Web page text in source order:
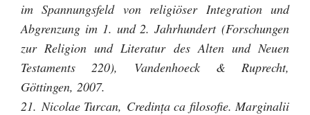
im Spannungsfeld von religiöser Integration und
Abgrenzung im 1. und 2. Jahrhundert (Forschungen
zur Religion und Literatur des Alten und Neuen
Testaments 220), Vandenhoeck & Ruprecht,
Göttingen, 2007.
21. Nicolae Turcan, Credinţa ca filosofie. Marginalii